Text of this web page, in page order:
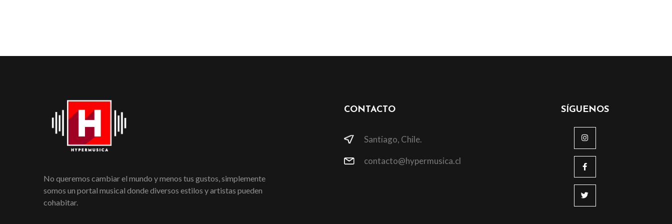
No queremos cambiar el mundo y menos tus gustos, simplemente
somos un portal musical donde diversos estilos y artistas pueden
cohabitar.
CONTACTO
Santiago, Chile.
contacto@hypermusica.cl
SÍGUENOS